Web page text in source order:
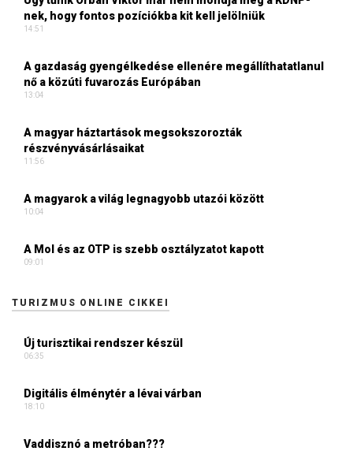
nek, hogy fontos pozíciókba kit kell jelölniük
14:51
A gazdaság gyengélkedése ellenére megállíthatatlanul
nő a közúti fuvarozás Európában
13:04
A magyar háztartások megsokszorozták
részvényvásárlásaikat
11:56
A magyarok a világ legnagyobb utazói között
10:04
A Mol és az OTP is szebb osztályzatot kapott
09:01
TURIZMUS ONLINE CIKKEI
Új turisztikai rendszer készül
06:35
Digitális élménytér a lévai várban
18:10
Vaddisznó a metróban???